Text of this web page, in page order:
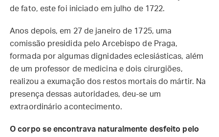
de fato, este foi iniciado em julho de 1722.
Anos depois, em 27 de janeiro de 1725, uma
comissão presidida pelo Arcebispo de Praga,
formada por algumas dignidades eclesiásticas, além
de um professor de medicina e dois cirurgiões,
realizou a exumação dos restos mortais do mártir. Na
presença dessas autoridades, deu-se um
extraordinário acontecimento.
O corpo se encontrava naturalmente desfeito pelo